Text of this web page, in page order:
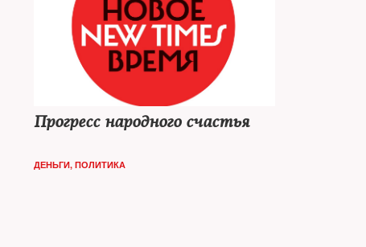
Прогресс народного счастья
ДЕНЬГИ, ПОЛИТИКА